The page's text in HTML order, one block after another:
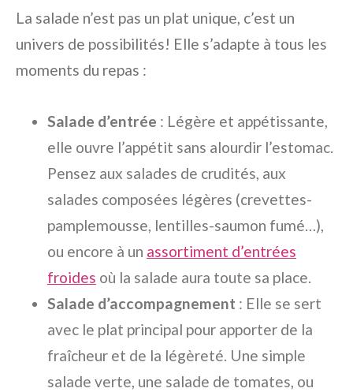
La salade n’est pas un plat unique, c’est un
univers de possibilités! Elle s’adapte à tous les
moments du repas :
Salade d’entrée : Légère et appétissante,
elle ouvre l’appétit sans alourdir l’estomac.
Pensez aux salades de crudités, aux
salades composées légères (crevettes-
pamplemousse, lentilles-saumon fumé…),
ou encore à un assortiment d’entrées
froides où la salade aura toute sa place.
Salade d’accompagnement : Elle se sert
avec le plat principal pour apporter de la
fraîcheur et de la légèreté. Une simple
salade verte, une salade de tomates, ou